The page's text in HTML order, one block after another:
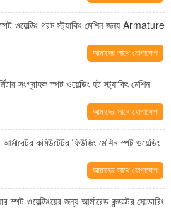
করুন
ওয়েল্ডিং গরম স্ট্যাকিং মেশিন জন্য Armature
আমাদের সাথে যোগাযোগ
করুন
সংগ্রাহক স্পট ওয়েল্ডিং হট স্ট্যাকিং মেশিন
আমাদের সাথে যোগাযোগ
করুন
কমিউটেটর ফিউজিং মেশিন স্পট ওয়েল্ডিং
আমাদের সাথে যোগাযোগ
করুন
স্পট ওয়েল্ডিংয়ের জন্য আর্মারেড কন্ডাক্টর সোল্ডারিং